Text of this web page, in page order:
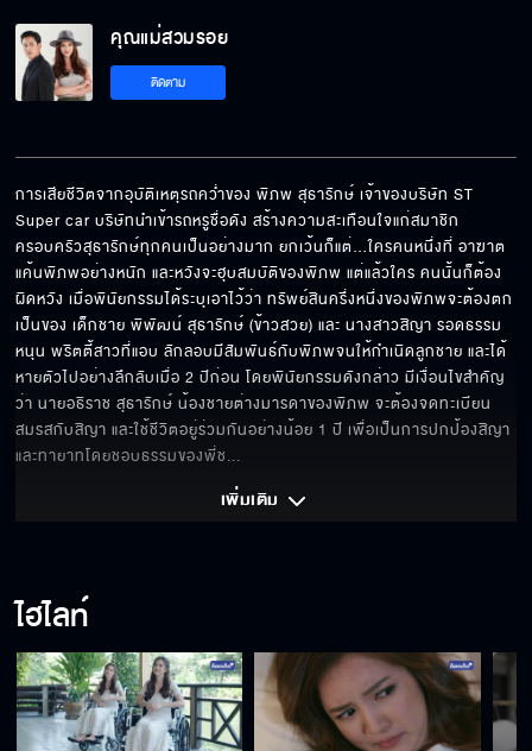
คุณแม่สวมรอย
ติดตาม
การเสียชีวิตจากอุบัติเหตุรถคว่ำของ พิภพ สุธารักษ์ เจ้าของบริษัท ST
Super car บริษัทนำเข้ารถหรูชื่อดัง สร้างความสะเทือนใจแก่สมาชิก
ครอบครัวสุธารักษ์ทุกคนเป็นอย่างมาก ยกเว้นก็แต่…ใครคนหนึ่งที่ อาฆาต
แค้นพิภพอย่างหนัก และหวังจะฮุบสมบัติของพิภพ แต่แล้วใคร คนนั้นก็ต้อง
ผิดหวัง เมื่อพินัยกรรมได้ระบุเอาไว้ว่า ทรัพย์สินครึ่งหนึ่งของพิภพจะต้องตก
เป็นของ เด็กชาย พิพัฒน์ สุธารักษ์ (ข้าวสวย) และ นางสาวสิญา รอดธรรม
หนุน พริตตี้สาวที่แอบ ลักลอบมีสัมพันธ์กับพิภพจนให้กำเนิดลูกชาย และได้
หายตัวไปอย่างลึกลับเมื่อ 2 ปีก่อน โดยพินัยกรรมดังกล่าว มีเงื่อนไขสำคัญ
ว่า นายอธิราช สุธารักษ์ น้องชายต่างมารดาของพิภพ จะต้องจดทะเบียน
สมรสกับสิญา และใช้ชีวิตอยู่ร่วมกันอย่างน้อย 1 ปี เพื่อเป็นการปกป้องสิญา
และทายาทโดยชอบธรรมของพี่ช...
เพิ่มเติม
ไฮไลท์